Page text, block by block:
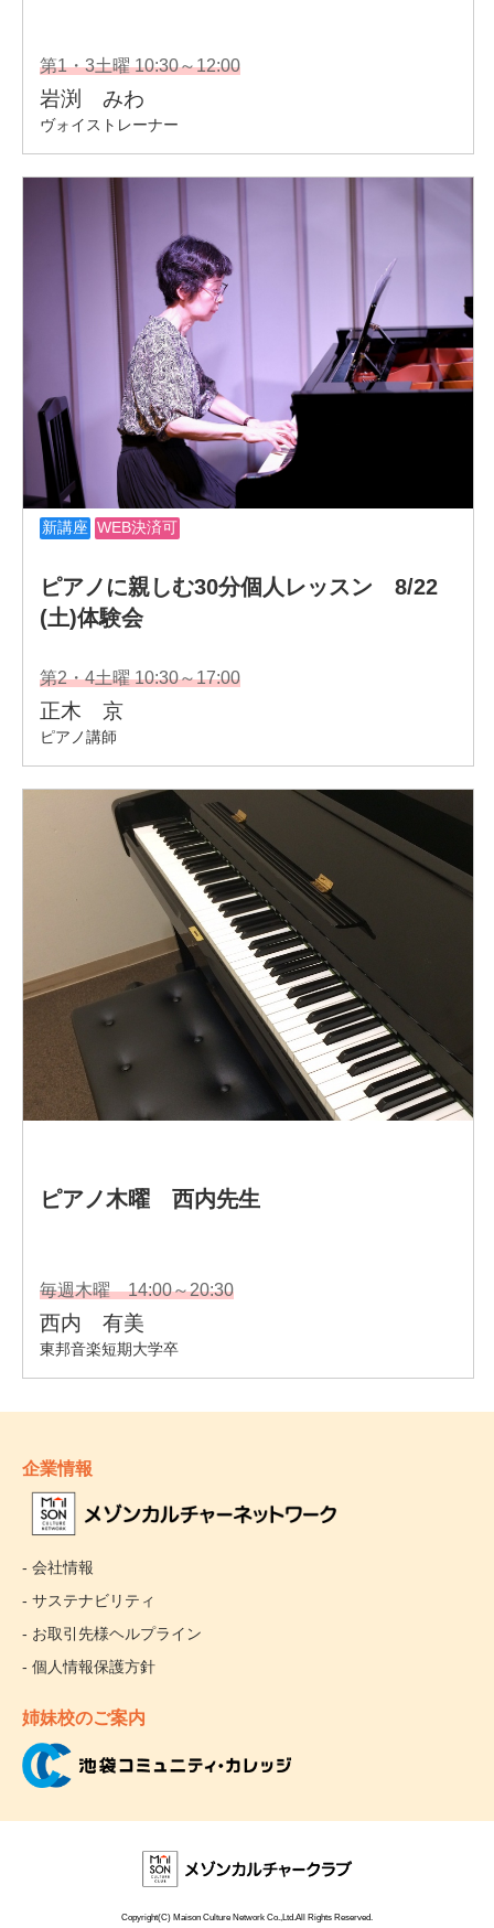
企業情報
- 会社情報
- サステナビリティ
- お取引先様ヘルプライン
- 個人情報保護方針
姉妹校のご案内
Copyright(C) Maison Culture Network Co.,Ltd.All Rights Reserved.